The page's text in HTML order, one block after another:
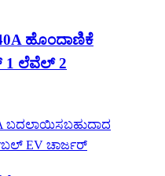
ಹೊಂದಾಣಿಕೆ
1 ಲೆವೆಲ್ 2